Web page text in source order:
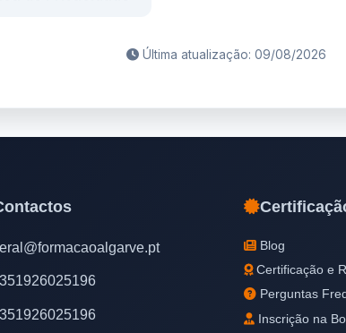
Última atualização: 09/08/2026
Blog
Certificação e
Perguntas
Inscrição na